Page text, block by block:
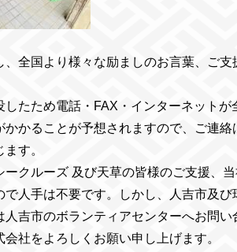
、全国より様々な励ましのお言葉、ご
たため電話・FAX・インターネットが
かることが予想されますので、ご連
す。
ークルーズ 及び天草の皆様のご支援、
で人手は不要です。しかし、人吉市及
吉市のボランティアセンターへお問い
社をよろしくお願い申し上げます。